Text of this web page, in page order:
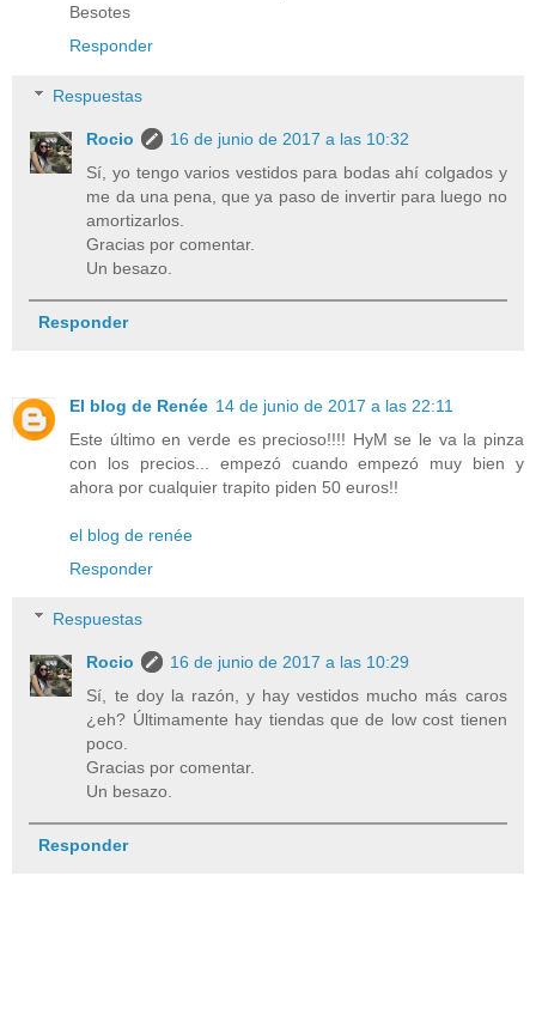
Besotes
Responder
Respuestas
Rocio
16 de junio de 2017 a las 10:32
Sí, yo tengo varios vestidos para bodas ahí colgados y
me da una pena, que ya paso de invertir para luego no
amortizarlos.
Gracias por comentar.
Un besazo.
Responder
El blog de Renée 14 de junio de 2017 a las 22:11
Este último en verde es precioso!!!! HyM se le va la pinza
con los precios... empezó cuando empezó muy bien y
ahora por cualquier trapito piden 50 euros!!
el blog de renée
Responder
Respuestas
Rocio
16 de junio de 2017 a las 10:29
Sí, te doy la razón, y hay vestidos mucho más caros
¿eh? Últimamente hay tiendas que de low cost tienen
poco.
Gracias por comentar.
Un besazo.
Responder